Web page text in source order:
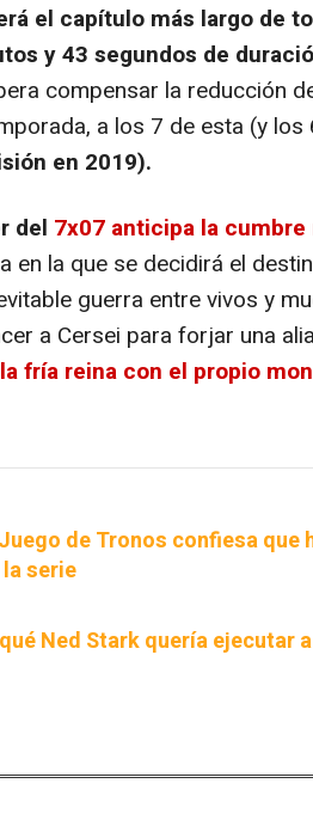
el capítulo más largo de
y 43 segundos de
compensar la reducción
a los 7 de esta (y los
en 2019).
del 7x07 anticipa la cumbre
en la que se decidirá el
guerra entre vivos y
a Cersei para forjar una
fría reina con el propio
de Tronos confiesa que
serie
Ned Stark quería ejecutar